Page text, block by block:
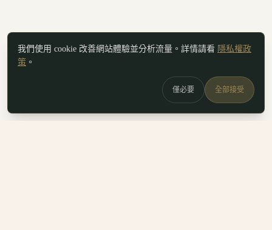
我們使用 cookie 改善網站體驗並分析流量。詳情請看 隱私權政
策 。
僅必要 全部接受